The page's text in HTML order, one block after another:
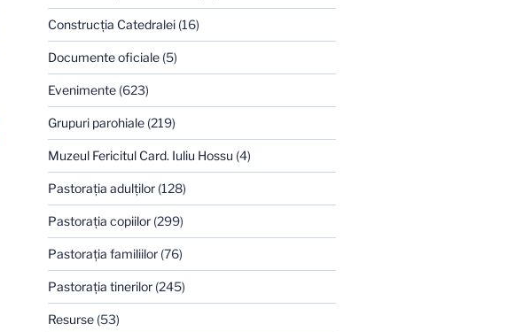
Construcţia Catedralei(16)
Documente oficiale(5)
Evenimente(623)
Grupuri parohiale(219)
Muzeul Fericitul Card. Iuliu Hossu (4)
Pastoraţia adulţilor(128)
Pastoraţia copiilor(299)
Pastoraţia familiilor(76)
Pastoraţia tinerilor(245)
Resurse(53)